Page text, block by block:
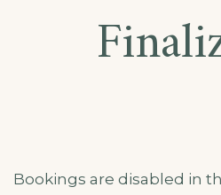
Bookings are disabled in